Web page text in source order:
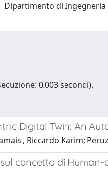
Dipartimento di Ingegneria
0.003 secondi).
Digital Twin: An
Riccardo Karim;
concetto di